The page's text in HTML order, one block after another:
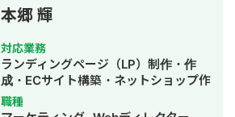
式会社LA ORG 創業：翻訳・Web制
作・英語教育の3事業を軸に、グローバ
ル支援サービスを提供 🔗 各種リンク
【公式サイト】https://la-org.com
【ポートフォリオ】
https://www.portfolio.la-org.com
【Lancers】
本郷 輝
対応業務
ランディングページ（LP）制作・作
成・ECサイト構築・ネットショップ作
成代行・SEO対策・記事作成代行・ラ
イティング・ホームページ制作・作
職種